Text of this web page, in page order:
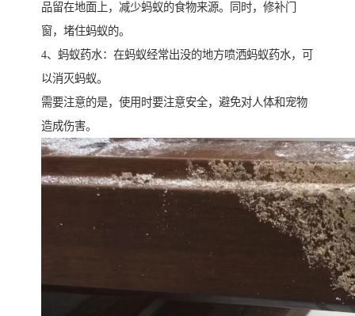
品留在地面上，减少蚂蚁的食物来源。同时，修补门
窗，堵住蚂蚁的。
4、蚂蚁药水：在蚂蚁经常出没的地方喷洒蚂蚁药水，可
以消灭蚂蚁。
需要注意的是，使用时要注意安全，避免对人体和宠物
造成伤害。